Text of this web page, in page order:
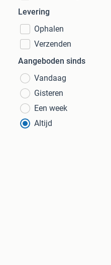
Levering
Ophalen
Verzenden
Aangeboden sinds
Vandaag
Gisteren
Een week
Altijd